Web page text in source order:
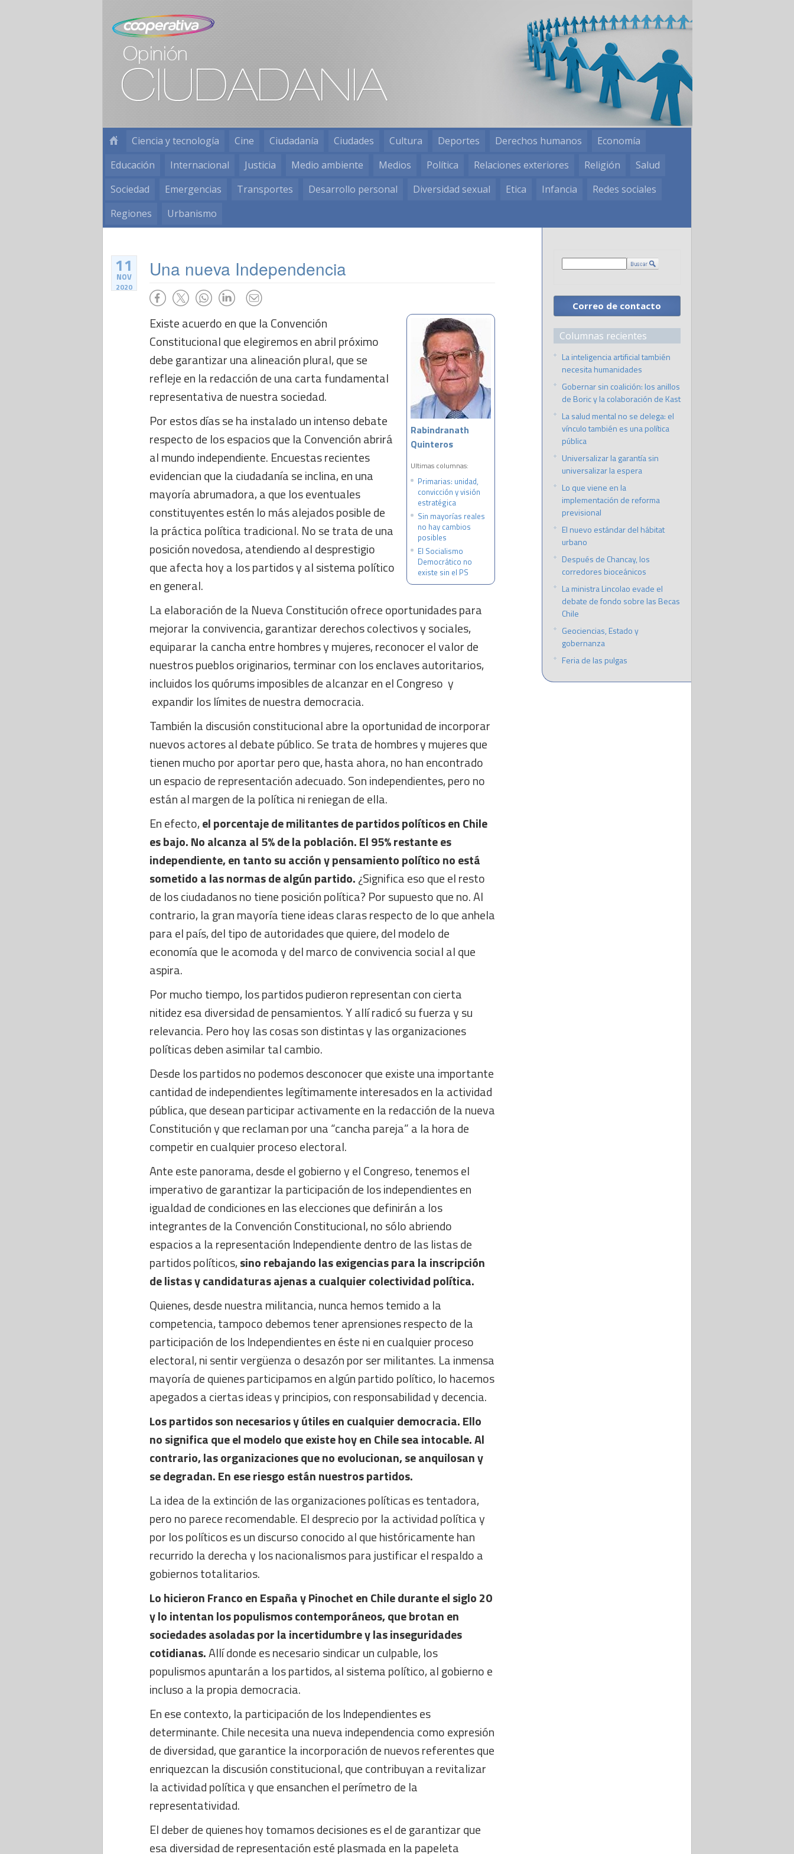
Ciencia y tecnología Cine Ciudadanía Ciudades Cultura Deportes Derechos humanos
Economía
Educación
Internacional Justicia Medio ambiente Medios Política Relaciones exteriores Religión
Salud
Sociedad
Emergencias Transportes Desarrollo personal Diversidad sexual Etica Infancia
Redes sociales
Regiones
Urbanismo
11
NOV
2020
Una nueva Independencia
Rabindranath
Quinteros
Ultimas columnas:
Primarias: unidad,
convicción y visión
estratégica
Sin mayorías reales
no hay cambios
posibles
El Socialismo
Democrático no
existe sin el PS
Existe acuerdo en que la Convención
Constitucional que elegiremos en abril próximo
debe garantizar una alineación plural, que se
refleje en la redacción de una carta fundamental
representativa de nuestra sociedad.
Por estos días se ha instalado un intenso debate
respecto de los espacios que la Convención abrirá
al mundo independiente. Encuestas recientes
evidencian que la ciudadanía se inclina, en una
mayoría abrumadora, a que los eventuales
constituyentes estén lo más alejados posible de
la práctica política tradicional. No se trata de una
posición novedosa, atendiendo al desprestigio
que afecta hoy a los partidos y al sistema político
en general.
La elaboración de la Nueva Constitución ofrece oportunidades para
mejorar la convivencia, garantizar derechos colectivos y sociales,
equiparar la cancha entre hombres y mujeres, reconocer el valor de
nuestros pueblos originarios, terminar con los enclaves autoritarios,
incluidos los quórums imposibles de alcanzar en el Congreso y
expandir los límites de nuestra democracia.
También la discusión constitucional abre la oportunidad de incorporar
nuevos actores al debate público. Se trata de hombres y mujeres que
tienen mucho por aportar pero que, hasta ahora, no han encontrado
un espacio de representación adecuado. Son independientes, pero no
están al margen de la política ni reniegan de ella.
En efecto,el porcentaje de militantes de partidos políticos en Chile
es bajo. No alcanza al 5% de la población. El 95% restante es
independiente, en tanto su acción y pensamiento político no está
sometido a las normas de algún partido.¿Significa eso que el resto
de los ciudadanos no tiene posición política? Por supuesto que no. Al
contrario, la gran mayoría tiene ideas claras respecto de lo que anhela
para el país, del tipo de autoridades que quiere, del modelo de
economía que le acomoda y del marco de convivencia social al que
aspira.
Por mucho tiempo, los partidos pudieron representan con cierta
nitidez esa diversidad de pensamientos. Y allí radicó su fuerza y su
relevancia. Pero hoy las cosas son distintas y las organizaciones
políticas deben asimilar tal cambio.
Desde los partidos no podemos desconocer que existe una importante
cantidad de independientes legítimamente interesados en la actividad
pública, que desean participar activamente en la redacción de la nueva
Constitución y que reclaman por una “cancha pareja” a la hora de
competir en cualquier proceso electoral.
Ante este panorama, desde el gobierno y el Congreso, tenemos el
imperativo de garantizar la participación de los independientes en
igualdad de condiciones en las elecciones que definirán a los
integrantes de la Convención Constitucional, no sólo abriendo
espacios a la representación Independiente dentro de las listas de
partidos políticos,sino rebajando las exigencias para la inscripción
de listas y candidaturas ajenas a cualquier colectividad política.
Quienes, desde nuestra militancia, nunca hemos temido a la
competencia, tampoco debemos tener aprensiones respecto de la
participación de los Independientes en éste ni en cualquier proceso
electoral, ni sentir vergüenza o desazón por ser militantes. La inmensa
mayoría de quienes participamos en algún partido político, lo hacemos
apegados a ciertas ideas y principios, con responsabilidad y decencia.
Los partidos son necesarios y útiles en cualquier democracia. Ello
no significa que el modelo que existe hoy en Chile sea intocable. Al
contrario, las organizaciones que no evolucionan, se anquilosan y
se degradan. En ese riesgo están nuestros partidos.
La idea de la extinción de las organizaciones políticas es tentadora,
pero no parece recomendable. El desprecio por la actividad política y
por los políticos es un discurso conocido al que históricamente han
recurrido la derecha y los nacionalismos para justificar el respaldo a
gobiernos totalitarios.
Lo hicieron Franco en España yPinochet en Chiledurante el siglo 20
y lo intentan los populismos contemporáneos, que brotan en
sociedades asoladas por la incertidumbre y las inseguridades
cotidianas.Allí donde es necesario sindicar un culpable, los
populismos apuntarán a los partidos, al sistema político, al gobierno e
incluso a la propia democracia.
En ese contexto, la participación de los Independientes es
determinante. Chile necesita una nueva independencia como expresión
de diversidad, que garantice la incorporación de nuevos referentes que
enriquezcan la discusión constitucional, que contribuyan a revitalizar
la actividad política y que ensanchen el perímetro de la
representatividad.
El deber de quienes hoy tomamos decisiones es el de garantizar que
esa diversidad de representación esté plasmada en la papeleta
Correo de contacto
Columnas recientes
La inteligencia artificial también
necesita humanidades
Gobernar sin coalición: los anillos
de Boric y la colaboración de Kast
La salud mental no se delega: el
vínculo también es una política
pública
Universalizar la garantía sin
universalizar la espera
Lo que viene en la
implementación de reforma
previsional
El nuevo estándar del hábitat
urbano
Después de Chancay, los
corredores bioceánicos
La ministra Lincolao evade el
debate de fondo sobre las Becas
Chile
Geociencias, Estado y
gobernanza
Feria de las pulgas